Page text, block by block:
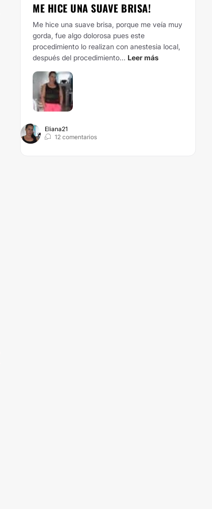
ME HICE UNA SUAVE BRISA!
Me hice una suave brisa, porque me veía muy
gorda, fue algo dolorosa pues este
procedimiento lo realizan con anestesia local,
después del procedimiento... Leer más
Eliana21
12 comentarios